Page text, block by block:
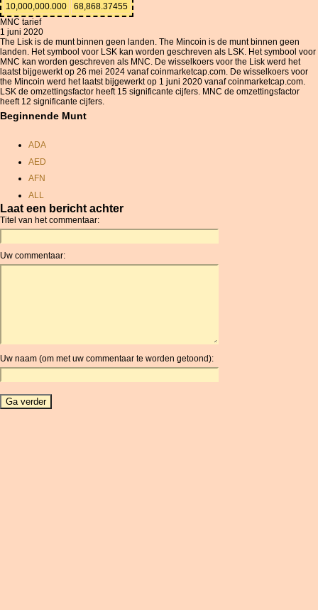
10,000,000.000
68,868.37455
MNC tarief
1 juni 2020
The Lisk is de munt binnen geen landen. The Mincoin is de munt binnen geen
landen. Het symbool voor LSK kan worden geschreven als LSK. Het symbool voor
MNC kan worden geschreven als MNC. De wisselkoers voor the Lisk werd het
laatst bijgewerkt op 26 mei 2024 vanaf coinmarketcap.com. De wisselkoers voor
the Mincoin werd het laatst bijgewerkt op 1 juni 2020 vanaf coinmarketcap.com.
LSK de omzettingsfactor heeft 15 significante cijfers. MNC de omzettingsfactor
heeft 12 significante cijfers.
Beginnende Munt
ADA
AED
AFN
ALL
AMD
ANC
ANG
AOA
AUR
AWG
BAM
Laat een bericht achter
Titel van het commentaar:
Uw commentaar:
Uw naam (om met uw commentaar te worden getoond):